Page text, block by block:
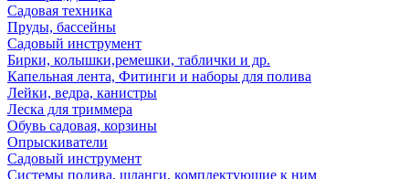
Садовая техника
Пруды, бассейны
Садовый инструмент
Бирки, колышки,ремешки, таблички и др.
Капельная лента, Фитинги и наборы для полива
Лейки, ведра, канистры
Леска для триммера
Обувь садовая, корзины
Опрыскиватели
Садовый инструмент
Системы полива, шланги, комплектующие к ним